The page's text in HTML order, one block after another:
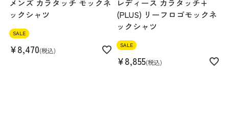
メンズ カラタッチ モックネ
ックシャツ
SALE
¥8,470 税込
レディース カラタッチ+
(PLUS) リーフロゴモックネ
ックシャツ
SALE
¥8,855 税込